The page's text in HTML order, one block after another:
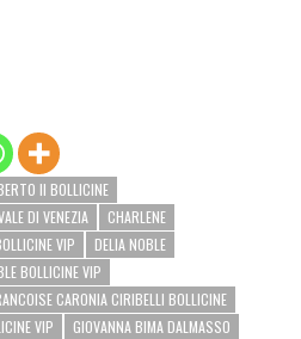
II BOLLICINE
DI VENEZIA
CHARLENE
VIP
DELIA NOBLE
BOLLICINE VIP
CARONIA CIRIBELLI BOLLICINE
VIP
GIOVANNA BIMA DALMASSO